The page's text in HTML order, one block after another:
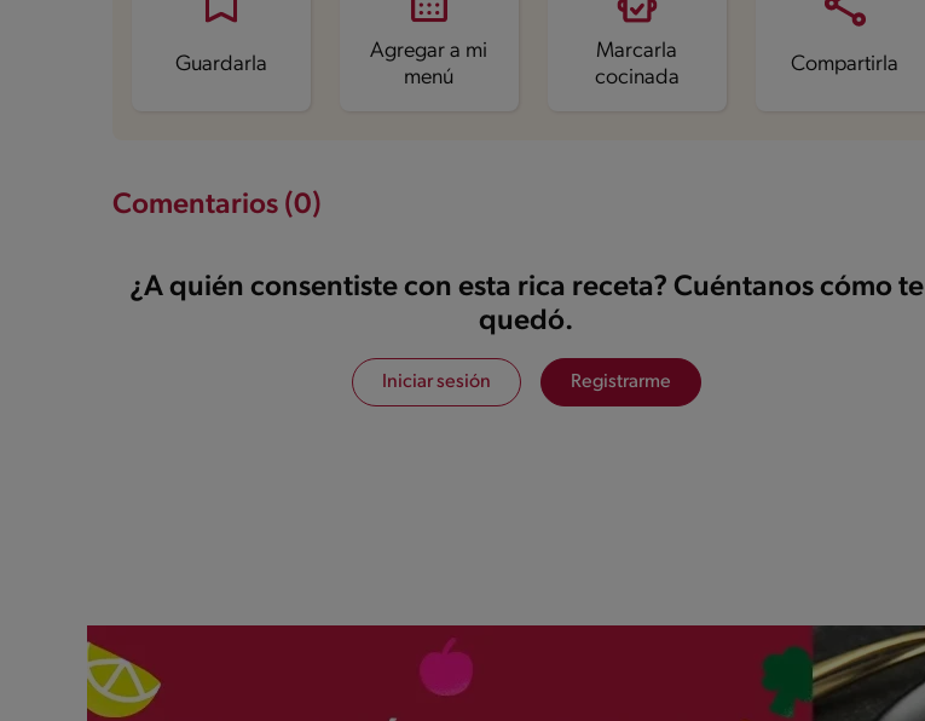
Sodio
Guardarla
Agregar a mi
menú
Marcarla
cocinada
Compartirla
Comentarios (0)
¿A quién consentiste con esta rica receta? Cuéntanos cómo te
quedó.
Iniciar sesión Registrarme